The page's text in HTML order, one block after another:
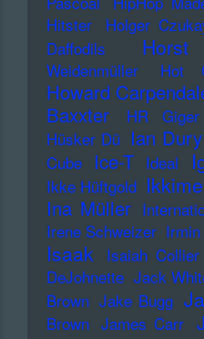
Hitster
Holger
Daffodils
Weidenmüller
Hot
Howard
Baxxter
HR Giger
Hüsker Dü Ian Dury
Cube
Ice-T Ideal
Ikke Hüftgold
Ina Müller
Irene Schweizer
Isaak Isaiah Collier
DeJohnette Jack
Brown Jake Bugg
Brown James Carr